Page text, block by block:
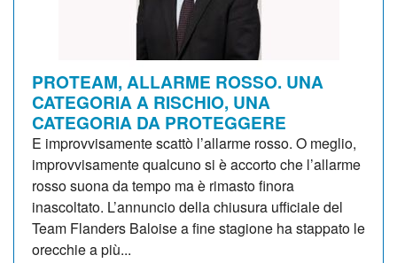
PROTEAM, ALLARME ROSSO. UNA
CATEGORIA A RISCHIO, UNA
CATEGORIA DA PROTEGGERE
E improvvisamente scattò l’allarme rosso. O meglio,
improvvisamente qualcuno si è accorto che l’allarme
rosso suona da tempo ma è rimasto finora
inascoltato. L’annuncio della chiusura ufficiale del
Team Flanders Baloise a fine stagione ha stappato le
orecchie a più...